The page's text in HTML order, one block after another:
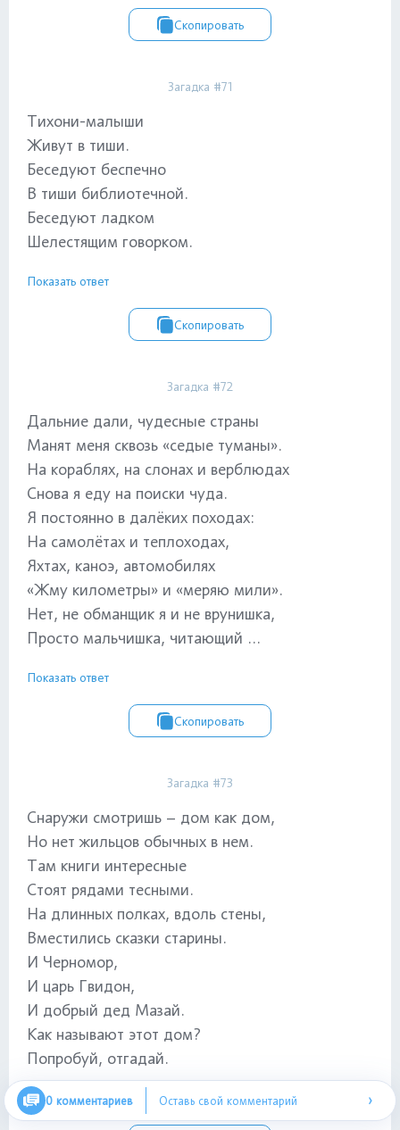
Скопировать
Загадка #71
Тихони-малыши
Живут в тиши.
Беседуют беспечно
В тиши библиотечной.
Беседуют ладком
Шелестящим говорком.
Показать ответ
Скопировать
Загадка #72
Дальние дали, чудесные страны
Манят меня сквозь «седые туманы».
На кораблях, на слонах и верблюдах
Снова я еду на поиски чуда.
Я постоянно в далёких походах:
На самолётах и теплоходах,
Яхтах, каноэ, автомобилях
«Жму километры» и «меряю мили».
Нет, не обманщик я и не врунишка,
Просто мальчишка, читающий ...
Показать ответ
Скопировать
Загадка #73
Снаружи смотришь – дом как дом,
Но нет жильцов обычных в нем.
Там книги интересные
Стоят рядами тесными.
На длинных полках, вдоль стены,
Вместились сказки старины.
И Черномор,
И царь Гвидон,
И добрый дед Мазай.
Как называют этот дом?
Попробуй, отгадай.
Показать ответ
0 комментариев Оставь свой комментарий ›